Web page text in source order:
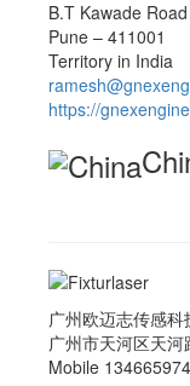
B.T Kawade Road
Pune – 411001
Territory in India
https://
广州欧迈志传感科
广州市天河区天
Mobile